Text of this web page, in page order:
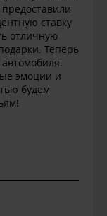
ставку
отличную
Теперь
эмоции и
будем